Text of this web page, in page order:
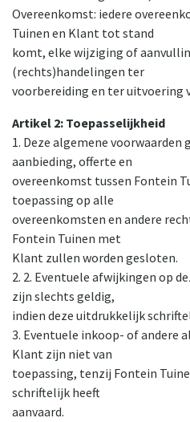
Overeenkomst: iedere
Tuinen en Klant tot stand
komt, elke wijziging of
(rechts)handelingen ter
voorbereiding en ter uitvoering
Artikel 2: Toepasselijkheid
1. Deze algemene voorwaarden
aanbieding, offerte en
overeenkomst tussen Fontein
toepassing op alle
overeenkomsten en andere
Fontein Tuinen met
Klant zullen worden gesloten.
2. 2. Eventuele afwijkingen op
zijn slechts geldig,
indien deze uitdrukkelijk
3. Eventuele inkoop- of andere
Klant zijn niet van
toepassing, tenzij Fontein
schriftelijk heeft
aanvaard.